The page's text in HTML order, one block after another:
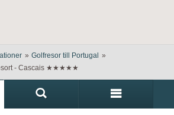
» Golfresor till Portugal »
- Cascais ★★★★★